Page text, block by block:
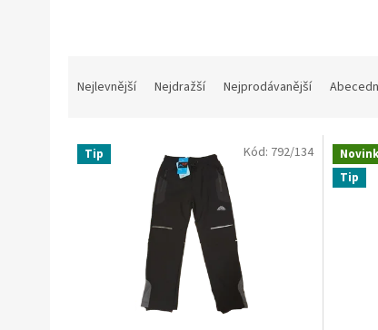
n
Nejlevnější Nejdražší Nejprodávanější
V Tip Kód: 792/134
Tip